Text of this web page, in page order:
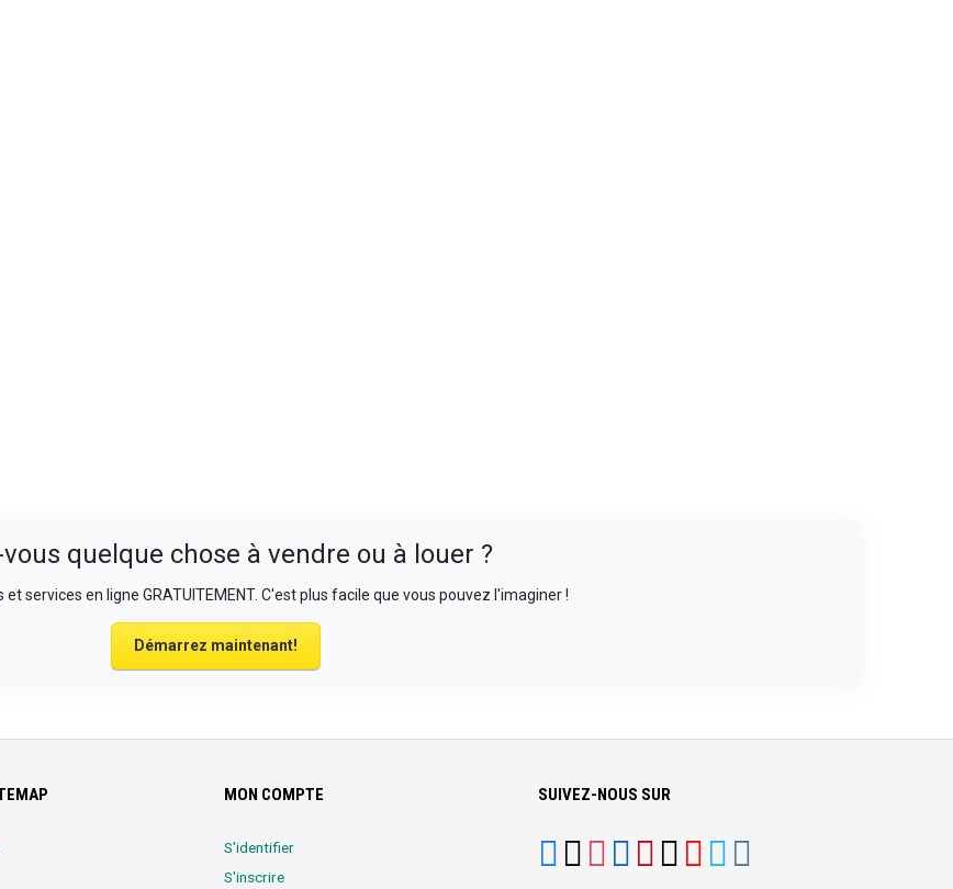
quelque chose à vendre ou à louer ?
services en ligne GRATUITEMENT. C'est plus facile que vous pouvez l'imaginer !
Démarrez maintenant!
MON COMPTE
S'identifier
S'inscrire
SUIVEZ-NOUS SUR